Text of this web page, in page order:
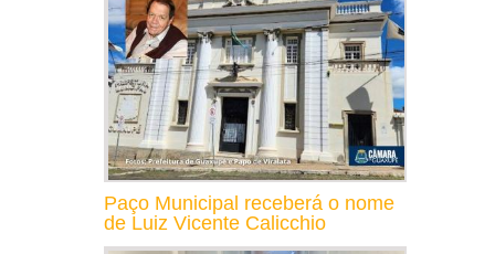
Paço Municipal receberá o nome
de Luiz Vicente Calicchio